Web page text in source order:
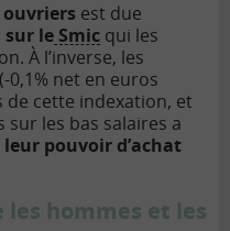
ouvriers est due
le Smic qui les
À l’inverse, les
(-0,1% net en euros
de cette indexation, et
les bas salaires a
pouvoir d’achat
les hommes et les